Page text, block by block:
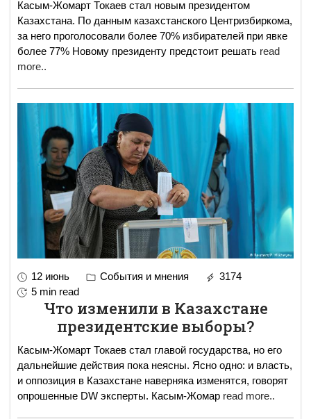
Касым-Жомарт Токаев стал новым президентом
Казахстана. По данным казахстанского Центризбиркома,
за него проголосовали более 70% избирателей при явке
более 77% Новому президенту предстоит решать read
more..
12 июнь События и мнения
3174
5 min read
Что изменили в Казахстане
президентские выборы?
Касым-Жомарт Токаев стал главой государства, но его
дальнейшие действия пока неясны. Ясно одно: и власть,
и оппозиция в Казахстане наверняка изменятся, говорят
опрошенные DW эксперты. Касым-Жомар read more..